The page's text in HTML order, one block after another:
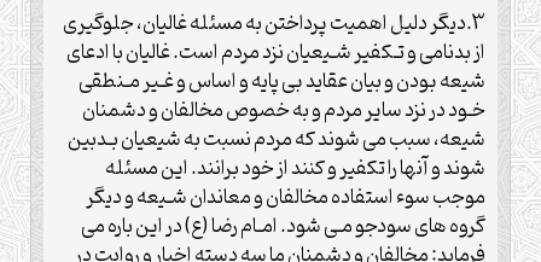
3.دیگر دلیل اهمیت پرداختن به مسئله غالیان، جلوگیری
از بدنامی و تـکفیر شـیعیان نزد مردم است. غالیان با ادعای
شیعه بودن و بیان عقاید بی پایه و اساس و غـیر مـنطقی
خـود در نزد سایر مردم و به خصوص مخالفان و دشمنان
شیعه، سبب می شوند که مردم نسبت به شیعیان بـدبین
شوند و آنها را تکفیر و کنند از خود برانند. این مسئله
موجب سوء استفاده مخالفان و معاندان شـیعه و دیگر
گروه های سودجو مـی شود. امـام رضا (ع) در این باره می